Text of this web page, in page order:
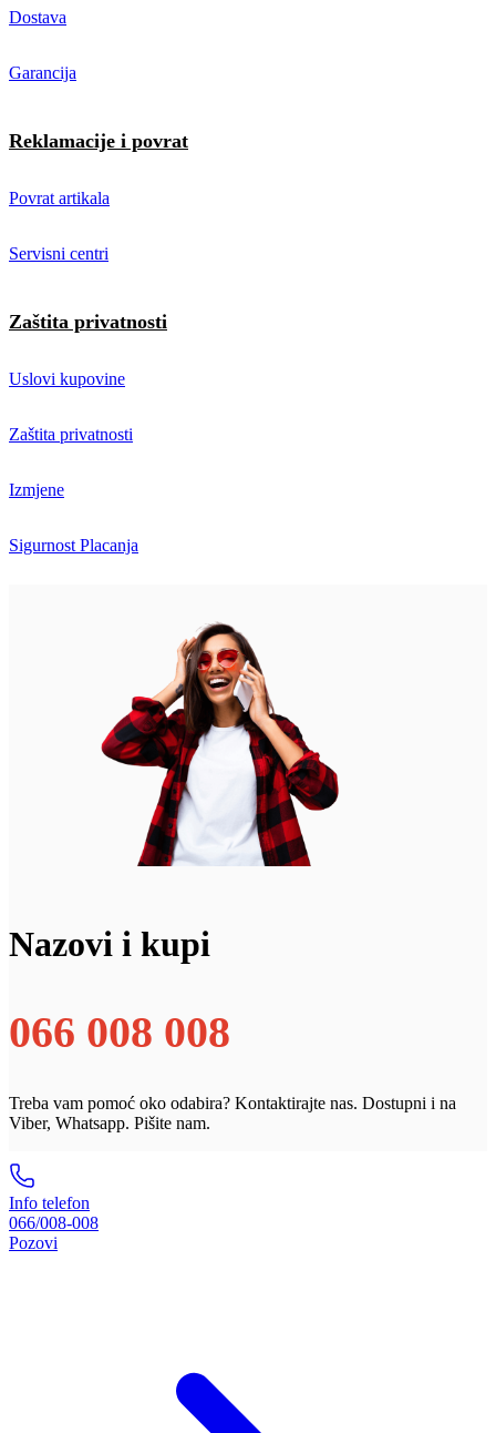
Dostava
Garancija
Reklamacije i povrat
Povrat artikala
Servisni centri
Zaštita privatnosti
Uslovi kupovine
Zaštita privatnosti
Izmjene
Sigurnost Placanja
Nazovi i kupi
066 008 008
Treba vam pomoć oko odabira? Kontaktirajte nas. Dostupni i na
Viber, Whatsapp. Pišite nam.
Info telefon
066/008-008
Pozovi